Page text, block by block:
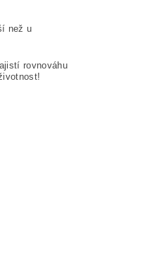
než u
rovnováhu